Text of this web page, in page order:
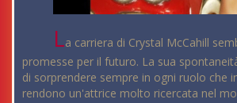
La carriera di Crystal McCahill
promesse per il futuro. La sua
di sorprendere sempre in ogni ruolo che
rendono un'attrice molto ricercata nel